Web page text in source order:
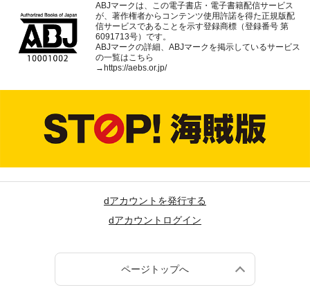
ABJマークは、この電子書店・電子書籍配信サービス
が、著作権者からコンテンツ使用許諾を得た正規版配
信サービスであることを示す登録商標（登録番号 第
6091713号）です。
ABJマークの詳細、ABJマークを掲示しているサービス
の一覧はこちら
→ https://aebs.or.jp/
dアカウントを発行する
dアカウントログイン
ページトップへ